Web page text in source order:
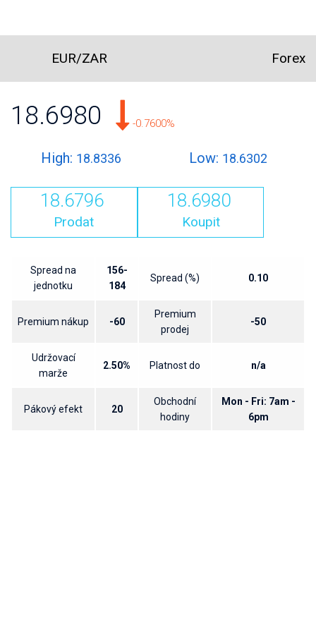
EUR/ZAR Forex
18.6980 -0.7600%
High: 18.8336 Low: 18.6302
18.6796
Prodat
18.6980
Koupit
Spread na
jednotku
156-
184
Spread (%) 0.10
Premium nákup -60
Premium
prodej
-50
Udržovací
marže
2.50% Platnost do n/a
Pákový efekt 20
Obchodní
hodiny
Mon - Fri: 7am -
6pm